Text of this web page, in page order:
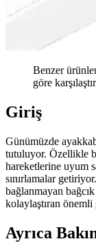
Benzer
göre
Giriş
Günümüzde
tutuluyor. Özellikle
hareketlerine uyum
sınırlamalar
bağlanmayan
kolaylaştıran önemli
Ayrıca